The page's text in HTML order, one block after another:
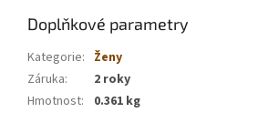
Doplňkové parametry
Kategorie: Ženy
Záruka:
2 roky
Hmotnost: 0.361 kg